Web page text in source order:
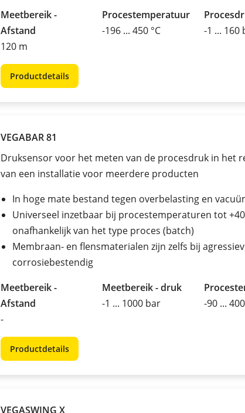
Meetbereik -
Afstand
120 m
Procestemperatuur
-196 ... 450 °C
-1 ... 160
Productdetails
VEGABAR 81
Druksensor voor het meten van de procesdruk in het
van een installatie voor meerdere producten
In hoge mate bestand tegen overbelasting en
Universeel inzetbaar bij procestemperaturen tot
onafhankelijk van het type proces (batch)
Membraan- en flensmaterialen zijn zelfs bij
corrosiebestendig
Meetbereik -
Afstand
-
Meetbereik - druk
-1 ... 1000 bar
-90 ...
Productdetails
VEGASWING X